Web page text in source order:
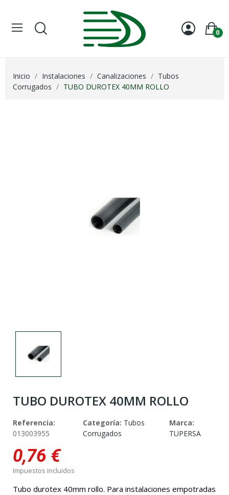
0
Inicio Instalaciones Canalizaciones
Tubos
Corrugados
TUBO DUROTEX 40MM ROLLO
TUBO DUROTEX 40MM ROLLO
Referencia:
013003955
Categoría: Tubos
Corrugados
Marca:
TUPERSA
0,76 €
Impuestos incluidos
Tubo durotex 40mm rollo. Para instalaciones empotradas